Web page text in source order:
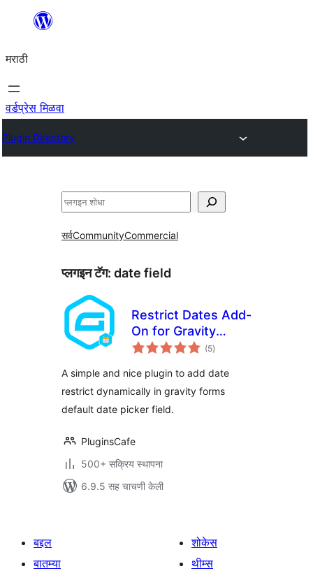
सामुग्रीवर
मराठी
वर्डप्रेस मिळवा
Plugin Directory
शोधा
सर्वCommunityCommercial
प्लगइन टॅग: date field
Restrict Dates Add-
On for Gravity
Forms
(5एकूण
मूल्यांकन
)
A simple and nice plugin to add date
restrict dynamically in gravity forms
default date picker field.
PluginsCafe
500+ सक्रिय स्थापना
6.9.5 सह चाचणी केली
बद्दल
बातम्या
शोकेस
थीम्स